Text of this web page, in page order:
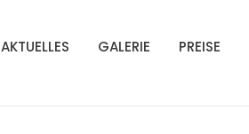
AKTUELLES GALERIE PREISE